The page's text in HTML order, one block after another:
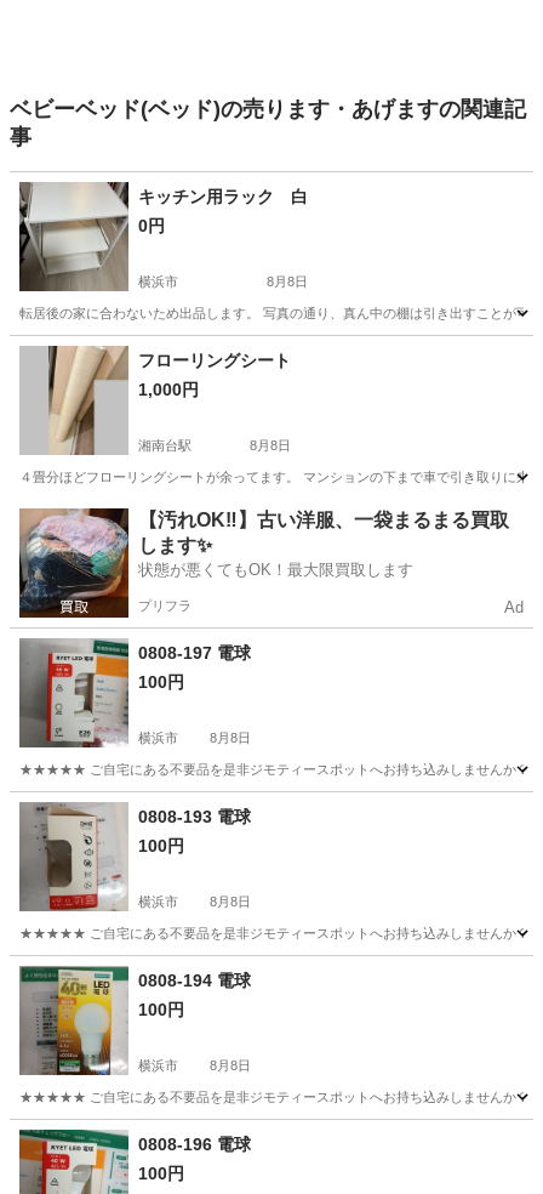
ベビーベッド(ベッド)の売ります・あげますの関連記
事
キッチン用ラック 白
0円
横浜市 8月8日
転居後の家に合わないため出品します。 写真の通り、真ん中の棚は引き出すことが
神奈川 横浜市 収納家具
フローリングシート
1,000円
湘南台駅 8月8日
４畳分ほどフローリングシートが余ってます。 マンションの下まで車で引き取りに
神奈川 藤沢市 湘南台駅 その他
【汚れOK‼️】古い洋服、一袋まるまる買取
します✨
状態が悪くてもOK！最大限買取します
プリフラ Ad
0808-197 電球
100円
横浜市 8月8日
★★★★★ ご自宅にある不要品を是非ジモティースポットへお持ち込みしませんか？
神奈川 横浜市 照明器具
0808-193 電球
100円
横浜市 8月8日
★★★★★ ご自宅にある不要品を是非ジモティースポットへお持ち込みしませんか？
神奈川 横浜市 照明器具
0808-194 電球
100円
横浜市 8月8日
★★★★★ ご自宅にある不要品を是非ジモティースポットへお持ち込みしませんか？
神奈川 横浜市 照明器具
0808-196 電球
100円